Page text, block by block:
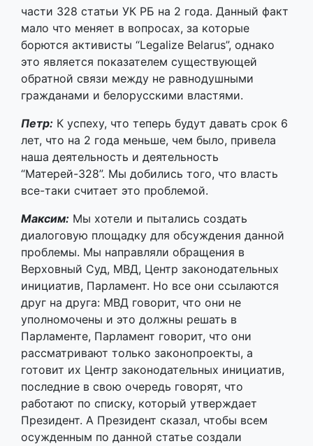
гражданами и белорусскими властями.
Петр: К успеху, что теперь будут давать срок 6
лет, что на 2 года меньше, чем было, привела
наша деятельность и деятельность
“Матерей-328”. Мы добились того, что власть
все-таки считает это проблемой.
Максим:Мы хотели и пытались создать
диалоговую площадку для обсуждения данной
проблемы. Мы направляли обращения в
Верховный Суд, МВД, Центр законодательных
инициатив, Парламент. Но все они ссылаются
друг на друга: МВД говорит, что они не
уполномочены и это должны решать в
Парламенте, Парламент говорит, что они
рассматривают только законопроекты, а
готовит их Центр законодательных инициатив,
последние в свою очередь говорят, что
работают по списку, который утверждает
Президент. А Президент сказал, чтобы всем
осужденным по данной статье создали
невыносимые условия. Позже с его стороны
были слова о том, что необходимо
дифференцировать покупателей и
поставщиков. Однако, мы пока не видим
особых подвижек.